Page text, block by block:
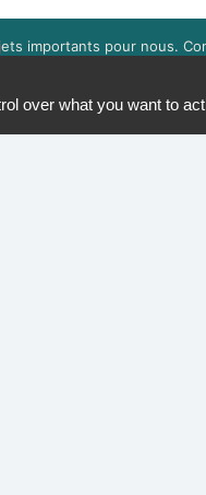
importants pour nous.
over what you want to